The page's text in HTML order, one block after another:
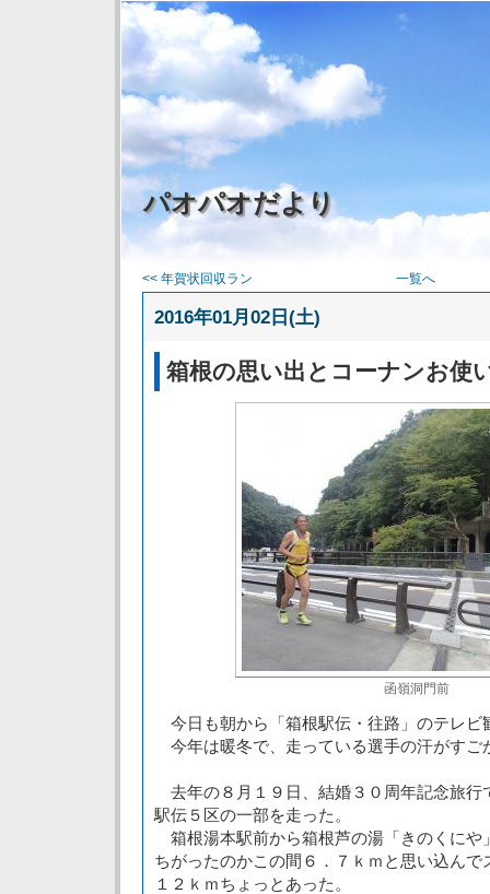
パオパオだより
<< 年賀状回収ラン 一覧へ
2016年01月02日(土)
箱根の思い出とコーナンお使
函嶺洞門前
今日も朝から「箱根駅伝・往路」のテレビ
今年は暖冬で、走っている選手の汗がすご
去年の８月１９日、結婚３０周年記念旅行
駅伝５区の一部を走った。
箱根湯本駅前から箱根芦の湯「きのくにや
ちがったのかこの間６．７ｋｍと思い込ん
１２ｋｍちょっとあった。